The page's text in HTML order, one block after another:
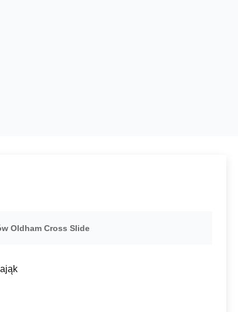
Oldham Cross Slide